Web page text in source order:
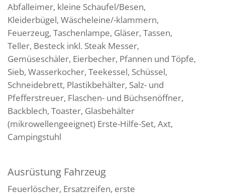
Abfalleimer, kleine Schaufel/Besen,
Kleiderbügel, Wäscheleine/-klammern,
Feuerzeug, Taschenlampe, Gläser, Tassen,
Teller, Besteck inkl. Steak Messer,
Gemüseschäler, Eierbecher, Pfannen und Töpfe,
Sieb, Wasserkocher, Teekessel, Schüssel,
Schneidebrett, Plastikbehälter, Salz- und
Pfefferstreuer, Flaschen- und Büchsenöffner,
Backblech, Toaster, Glasbehälter
(mikrowellengeeignet) Erste-Hilfe-Set, Axt,
Campingstuhl
Ausrüstung Fahrzeug
Feuerlöscher, Ersatzreifen, erste